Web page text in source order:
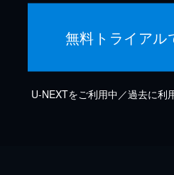
無料トライアル
U-NEXTをご利用中／過去に利